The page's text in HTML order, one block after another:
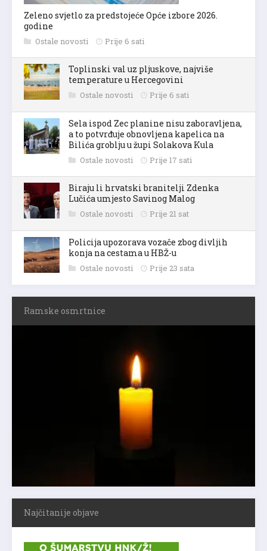
Zeleno svjetlo za predstojeće Opće izbore 2026.
godine
Ostale novosti Prije 6 sati
Toplinski val uz pljuskove, najviše
temperature u Hercegovini
Ostale novosti Prije 6 sati
Sela ispod Zec planine nisu zaboravljena,
a to potvrđuje obnovljena kapelica na
Bilića groblju u župi Solakova Kula
Ostale novosti Prije 17 sati
Biraju li hrvatski branitelji Zdenka
Lučića umjesto Savinog Malog
Ostale novosti Prije 21 sat
Policija upozorava vozače zbog divljih
konja na cestama u HBŽ-u
Ostale novosti Prije 23 sata
Ramske osmrtnice
Najčitanije objave